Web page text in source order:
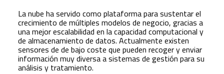
La nube ha servido como plataforma para sustentar el
crecimiento de múltiples modelos de negocio, gracias a
una mejor escalabilidad en la capacidad computacional y
de almacenamiento de datos. Actualmente existen
sensores de de bajo coste que pueden recoger y enviar
información muy diversa a sistemas de gestión para su
análisis y tratamiento.